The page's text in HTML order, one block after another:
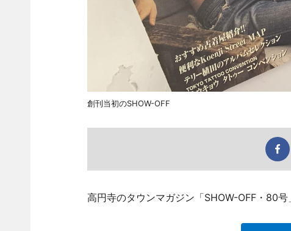
創刊当初のSHOW-OFF
高円寺のタウンマガジン「SHOW-OFF・80